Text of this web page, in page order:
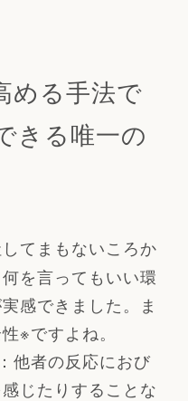
める手法で
きる唯一の
てまもないころか
を言ってもいい環
感できました。ま
※ですよね。
他者の反応におび
じたりすることな